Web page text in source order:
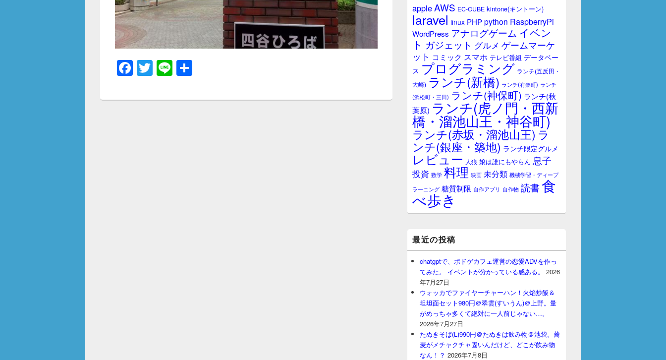
F
a
c
T
wi
tt
Li
n
e
ジ
ッ
ト
appleAWS EC-CUBE kintone(キントーン)
laravel linux PHPpython RaspberryPi
WordPress アナログゲーム イベン
ト ガジェット グルメ ゲームマーケ
ット コミック スマホ テレビ番組 データベー
ス プログラミング ランチ(五反田・
大崎) ランチ(新橋) ランチ(有楽町) ランチ
(浜松町・三田) ランチ(神保町) ランチ(秋
葉原) ランチ(虎ノ門・西新
橋・溜池山王・神谷町)
ランチ(赤坂・溜池山王) ラ
ンチ(銀座・築地) ランチ限定グルメ
レビュー 人狼 娘は誰にもやらん 息子
投資 数学 料理 映画 未分類 機械学習・ディープ
ラーニング 糖質制限 自作アプリ 自作物 読書食
べ歩き
最近の投稿
chatgptで、ボドゲカフェ運営の恋愛ADVを作っ
てみた。 イベントが分かっている感ある。
2026
年7月27日
ウォッカでファイヤーチャーハン！火焰炒飯＆
坦坦面セット980円＠翠雲(すいうん)＠上野。量
がめっちゃ多くて絶対に一人前じゃない…。
2026年7月27日
たぬきそば(L)990円＠たぬきは飲み物＠池袋。蕎
麦がメチャクチャ固いんだけど、どこが飲み物
なん！？ 2026年7月8日